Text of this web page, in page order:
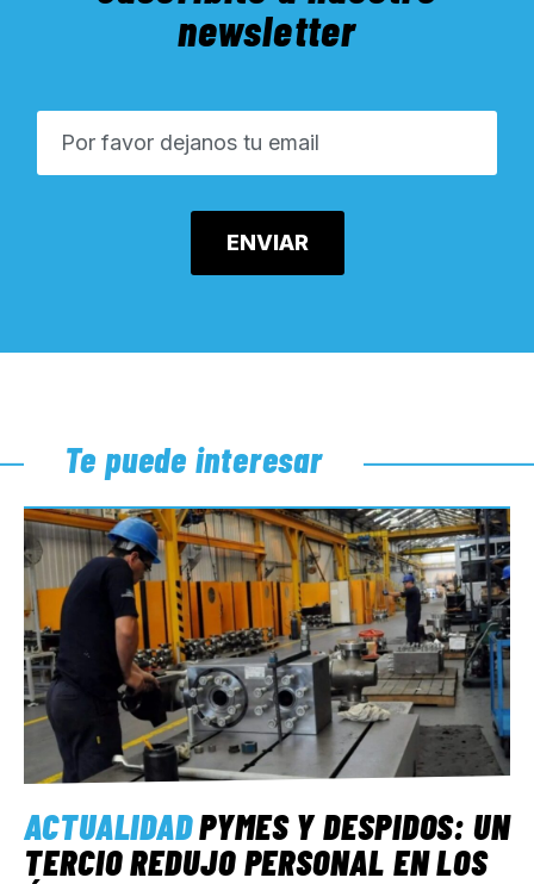
newsletter
Te puede interesar
ACTUALIDADPYMES Y DESPIDOS: UN
TERCIO REDUJO PERSONAL EN LOS